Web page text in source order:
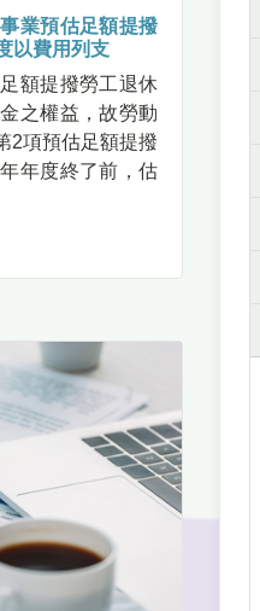
業預估足額提撥
以費用列支
額提撥勞工退休
之權益，故勞動
2項預估足額提撥
年度終了前，估